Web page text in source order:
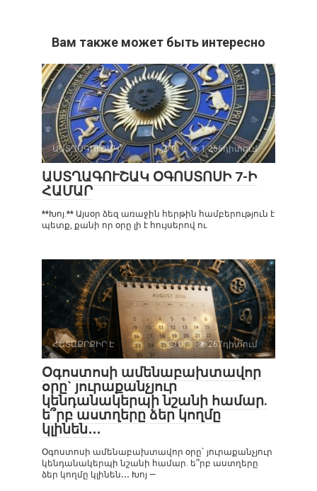
Вам также может быть интересно
ԱՍՏՂԱԳՈՒՇԱԿ 0 1 266դիտում
ԱՍՏՂԱԳՈՒՇԱԿ ՕԳՈՍՏՈՍԻ 7-Ի
ՀԱՄԱՐ
**Խոյ.** Այսօր ձեզ առաջին հերթին համբերություն է
պետք, քանի որ օրը լի է հույսերով ու
ՀԵՏԱՔՐՔԻՐ Է 0 267դիտում
Օգոստոսի ամենաբախտավոր
օրը` յուրաքանչյուր
կենդանակերպի նշանի համար.
ե՞րբ աստղերը ձեր կողմը
կլինեն․․․
Օգոստոսի ամենաբախտավոր օրը` յուրաքանչյուր
կենդանակերպի նշանի համար. ե՞րբ աստղերը
ձեր կողմը կլինեն․․․ Խոյ —